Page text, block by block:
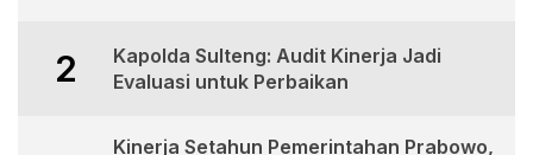
2
Kapolda Sulteng: Audit Kinerja Jadi
Evaluasi untuk Perbaikan
Kinerja Setahun Pemerintahan Prabowo,